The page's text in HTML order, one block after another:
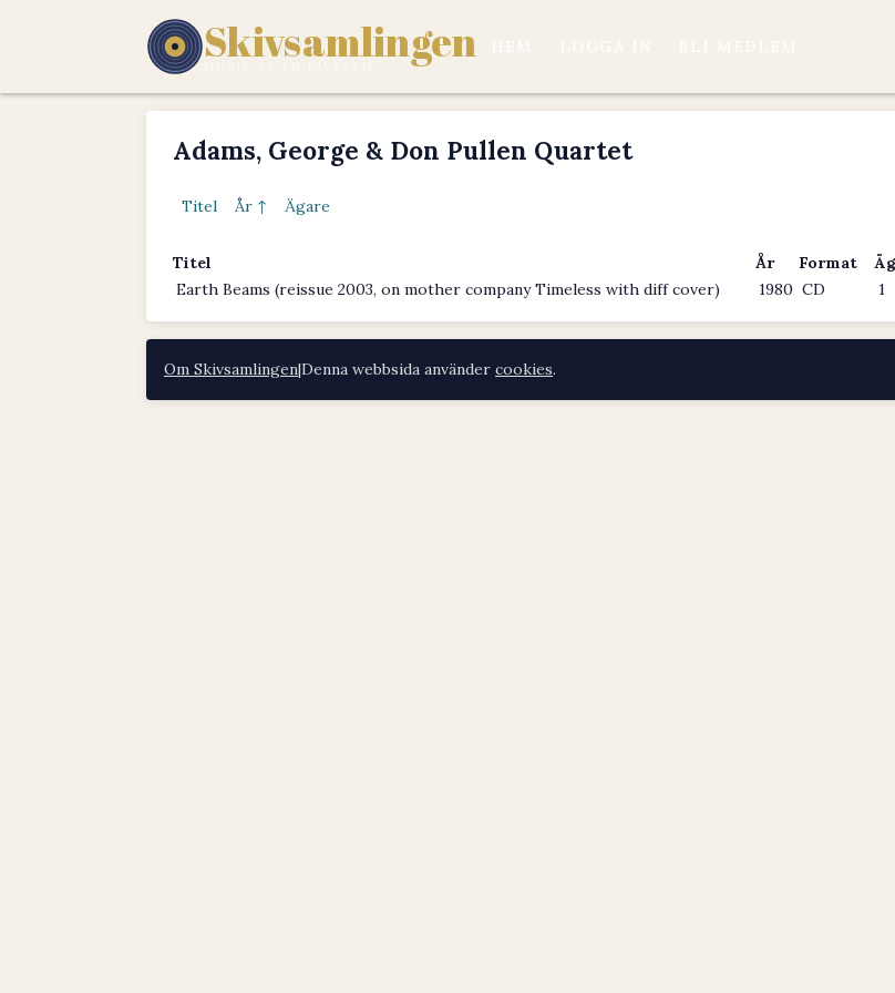
Skivsamlingen
Adams, George & Don Pullen Quartet
Titel År ↑ Ägare
Titel År Format
Earth Beams (reissue 2003, on mother company Timeless with diff cover)
1980 CD 1
Om Skivsamlingen|Denna webbsida använder cookies.